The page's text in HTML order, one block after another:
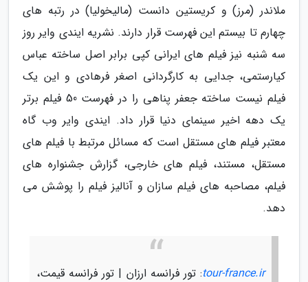
ملاندر (مرز) و کریستین دانست (مالیخولیا) در رتبه های
چهارم تا بیستم این فهرست قرار دارند. نشریه ایندی وایر روز
سه شنبه نیز فیلم های ایرانی کپی برابر اصل ساخته عباس
کیارستمی، جدایی به کارگردانی اصغر فرهادی و این یک
فیلم نیست ساخته جعفر پناهی را در فهرست 50 فیلم برتر
یک دهه اخیر سینمای دنیا قرار داد. ایندی وایر وب گاه
معتبر فیلم های مستقل است که مسائل مرتبط با فیلم های
مستقل، مستند، فیلم های خارجی، گزارش جشنواره های
فیلم، مصاحبه های فیلم سازان و آنالیز فیلم را پوشش می
دهد.
tour-france.ir: تور فرانسه ارزان | تور فرانسه قیمت،